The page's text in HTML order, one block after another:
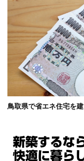
鳥取県で省エネ住宅を